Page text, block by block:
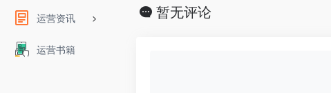
运营资讯
运营书籍
暂无评论